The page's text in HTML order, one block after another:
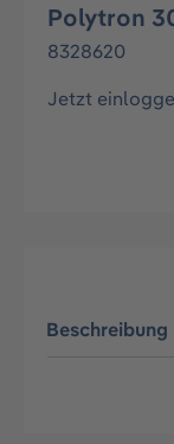
Polytron
8328620
Jetzt
Beschreibung